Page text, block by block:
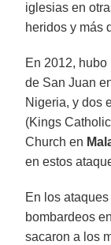
iglesias en
heridos y más
En 2012,
de San Juan
Nigeria, y dos
(Kings
Church en
en estos
En los
bombardeos en
sacaron a los